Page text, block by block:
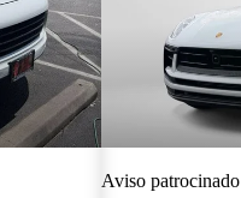
Aviso patrocinado